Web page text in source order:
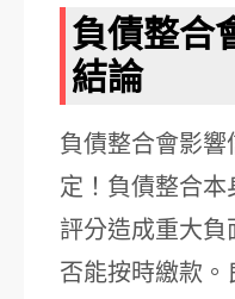
負債整合
結論
負債整合會影
定！負債整合本
評分造成重大
否能按時繳款